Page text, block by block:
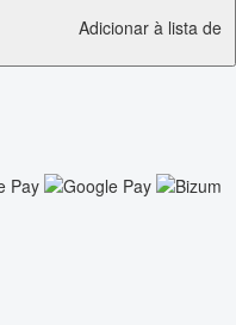
Adicionar à lista de